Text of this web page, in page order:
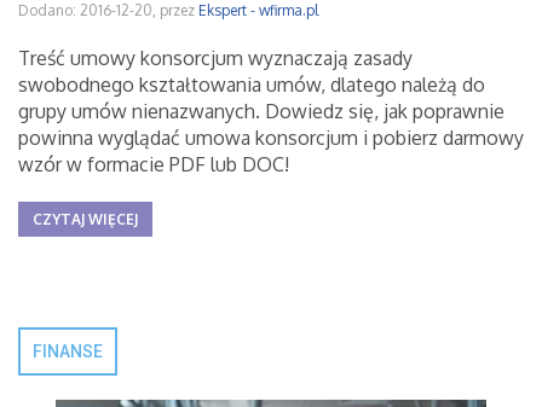
Dodano: 2016-12-20, przez Ekspert - wfirma.pl
Treść umowy konsorcjum wyznaczają zasady
swobodnego kształtowania umów, dlatego należą do
grupy umów nienazwanych. Dowiedz się, jak poprawnie
powinna wyglądać umowa konsorcjum i pobierz darmowy
wzór w formacie PDF lub DOC!
CZYTAJ WIĘCEJ
FINANSE